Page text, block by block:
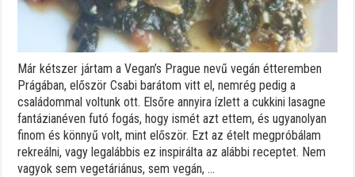
Már kétszer jártam a Vegan’s Prague nevű vegán étteremben
Prágában, először Csabi barátom vitt el, nemrég pedig a
családommal voltunk ott. Elsőre annyira ízlett a cukkini lasagne
fantázianéven futó fogás, hogy ismét azt ettem, és ugyanolyan
finom és könnyű volt, mint először. Ezt az ételt megpróbálam
rekreálni, vagy legalábbis ez inspirálta az alábbi receptet. Nem
vagyok sem vegetáriánus, sem vegán, ...